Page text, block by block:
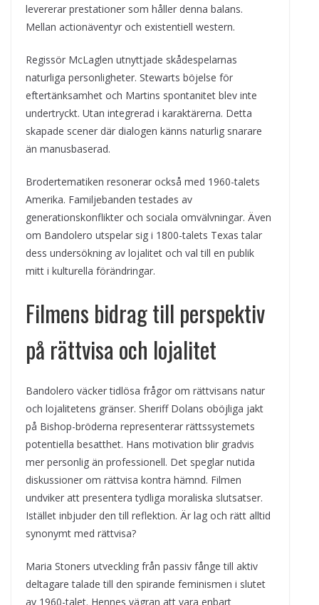
levererar prestationer som håller denna balans.
Mellan actionäventyr och existentiell western.
Regissör McLaglen utnyttjade skådespelarnas
naturliga personligheter. Stewarts böjelse för
eftertänksamhet och Martins spontanitet blev inte
undertryckt. Utan integrerad i karaktärerna. Detta
skapade scener där dialogen känns naturlig snarare
än manusbaserad.
Brodertematiken resonerar också med 1960-talets
Amerika. Familjebanden testades av
generationskonflikter och sociala omvälvningar. Även
om Bandolero utspelar sig i 1800-talets Texas talar
dess undersökning av lojalitet och val till en publik
mitt i kulturella förändringar.
Filmens bidrag till perspektiv
på rättvisa och lojalitet
Bandolero väcker tidlösa frågor om rättvisans natur
och lojalitetens gränser. Sheriff Dolans oböjliga jakt
på Bishop-bröderna representerar rättssystemets
potentiella besatthet. Hans motivation blir gradvis
mer personlig än professionell. Det speglar nutida
diskussioner om rättvisa kontra hämnd. Filmen
undviker att presentera tydliga moraliska slutsatser.
Istället inbjuder den till reflektion. Är lag och rätt alltid
synonymt med rättvisa?
Maria Stoners utveckling från passiv fånge till aktiv
deltagare talade till den spirande feminismen i slutet
av 1960-talet. Hennes vägran att vara enbart